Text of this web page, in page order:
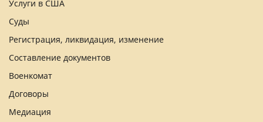
Услуги в США
Суды
Регистрация, ликвидация, изменение
Составление документов
Военкомат
Договоры
Медиация